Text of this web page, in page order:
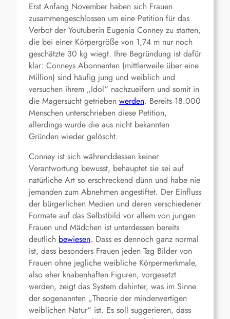
Erst Anfang November haben sich Frauen
zusammengeschlossen um eine Petition für das
Verbot der Youtuberin Eugenia Conney zu starten,
die bei einer Körpergröße von 1,74 m nur noch
geschätzte 30 kg wiegt. Ihre Begründung ist dafür
klar: Conneys Abonnenten (mittlerweile über eine
Million) sind häufig jung und weiblich und
versuchen ihrem „Idol“ nachzueifern und somit in
die Magersucht getrieben werden. Bereits 18.000
Menschen unterschrieben diese Petition,
allerdings wurde die aus nicht bekannten
Gründen wieder gelöscht.
Conney ist sich währenddessen keiner
Verantwortung bewusst, behauptet sie sei auf
natürliche Art so erschreckend dünn und habe nie
jemanden zum Abnehmen angestiftet. Der Einfluss
der bürgerlichen Medien und deren verschiedener
Formate auf das Selbstbild vor allem von jungen
Frauen und Mädchen ist unterdessen bereits
deutlich bewiesen. Dass es dennoch ganz normal
ist, dass besonders Frauen jeden Tag Bilder von
Frauen ohne jegliche weibliche Körpermerkmale,
also eher knabenhaften Figuren, vorgesetzt
werden, zeigt das System dahinter, was im Sinne
der sogenannten „Theorie der minderwertigen
weiblichen Natur“ ist. Es soll suggerieren, dass